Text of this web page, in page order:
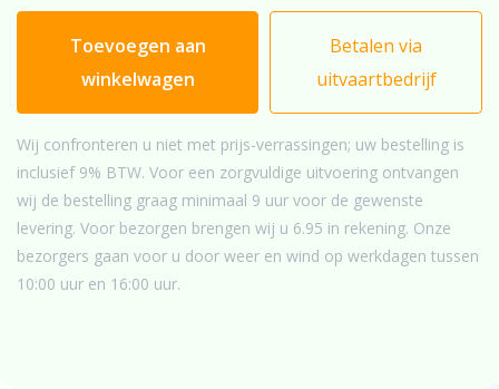
Toevoegen aan
winkelwagen
Betalen via
uitvaartbedrijf
Wij confronteren u niet met prijs-verrassingen; uw bestelling is
inclusief 9% BTW. Voor een zorgvuldige uitvoering ontvangen
wij de bestelling graag minimaal 9 uur voor de gewenste
levering. Voor bezorgen brengen wij u 6.95 in rekening. Onze
bezorgers gaan voor u door weer en wind op werkdagen tussen
10:00 uur en 16:00 uur.